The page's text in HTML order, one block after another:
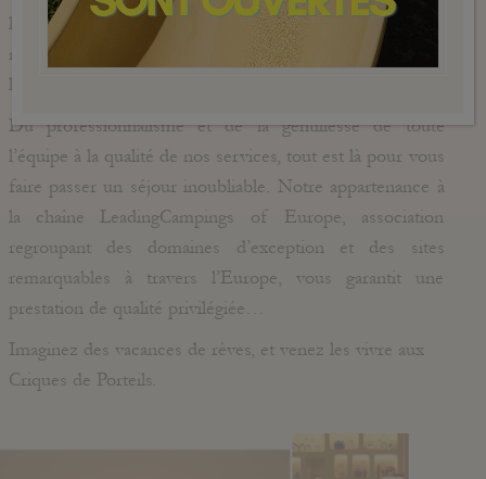
lézarder au bord de la piscine. Ou déguster les
meilleures spécialités de notre belle région en admirant
la mer. Ou faire tout ça en même temps.
Du professionnalisme et de la gentillesse de toute
l’équipe à la qualité de nos services, tout est là pour vous
faire passer un séjour inoubliable. Notre appartenance à
la chaîne LeadingCampings of Europe, association
regroupant des domaines d’exception et des sites
remarquables à travers l’Europe, vous garantit une
prestation de qualité privilégiée…
Imaginez des vacances de rêves, et venez les vivre aux
Criques de Porteils.